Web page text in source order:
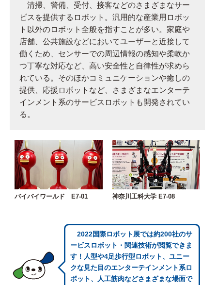
清掃、警備、受付、接客などのさまざまなサー
ビスを提供するロボット。汎用的な産業用ロボッ
ト以外のロボット全般を指すことが多い。家庭や
店舗、公共施設などにおいてユーザーと近接して
働くため、センサーでの周辺情報の感知や柔軟か
つ丁寧な対応など、高い安全性と自律性が求めら
れている。そのほかコミュニケーションや癒しの
提供、応援ロボットなど、さまざまなエンターテ
インメント系のサービスロボットも開発されてい
る。
バイバイワールド E7-01 神奈川工科大学 E7-08
2022国際ロボット展では約200社のサ
ービスロボット・関連技術が閲覧できま
す！人型や4足歩行型ロボット、ユニー
クな見た目のエンターテインメント系ロ
ボット、人工筋肉などさまざまな場面で